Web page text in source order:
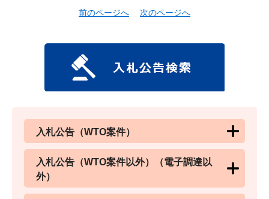
前のページへ 次のページへ
入札公告（WTO案件）
入札公告（WTO案件以外）（電子調達以
外）